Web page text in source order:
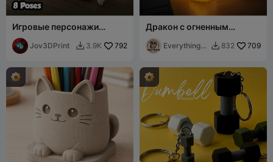
Игровые персонажи
Механический хамелеон –
8 поз + поза ожидания
Jov3DPrint  3.9K 792
Дракон с огненным
дыханием "Лампа" -
миниатюра DND
EverythingD
 832 709